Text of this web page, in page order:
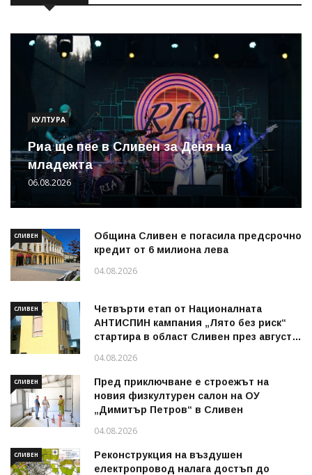
КУЛТУРА
Риа ще пее в Сливен за Деня на
младежта
06.08.2026
СЛИВЕН
Община Сливен е погасила предсрочно
кредит от 6 милиона лева
04.08.2026
СЛИВЕН
Четвърти етап от Националната
АНТИСПИН кампания „Лято без риск“
стартира в област Сливен през август
04.08.2026
СЛИВЕН
Пред приключване е строежът на
новия физкултурен салон на ОУ
„Димитър Петров“ в Сливен
04.08.2026
СЛИВЕН
Реконструкция на въздушен
електропровод налага достъп до